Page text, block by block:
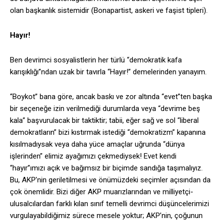
olan başkanlık sistemidir (Bonapartist, askeri ve faşist tipleri).
Hayır!
Ben devrimci sosyalistlerin her türlü “demokratik kafa
karışıklığı”ndan uzak bir tavırla “Hayır!” demelerinden yanayım.
“Boykot” bana göre, ancak baskı ve zor altında “evet”ten başka
bir seçeneğe izin verilmediği durumlarda veya “devrime beş
kala” başvurulacak bir taktiktir; tabii, eğer sağ ve sol “liberal
demokratların” bizi kıstırmak istediği “demokratizm” kapanına
kısılmadıysak veya daha yüce amaçlar uğrunda “dünya
işlerinden” elimiz ayağımızı çekmediysek! Evet kendi
“hayır”ımızı açık ve bağımsız bir biçimde sandığa taşımalıyız.
Bu, AKP’nin geriletilmesi ve önümüzdeki seçimler açısından da
çok önemlidir. Bizi diğer AKP muarızlarından ve milliyetçi-
ulusalcılardan farklı kılan sınıf temelli devrimci düşüncelerimizi
vurgulayabildiğimiz sürece mesele yoktur; AKP’nin, çoğunun